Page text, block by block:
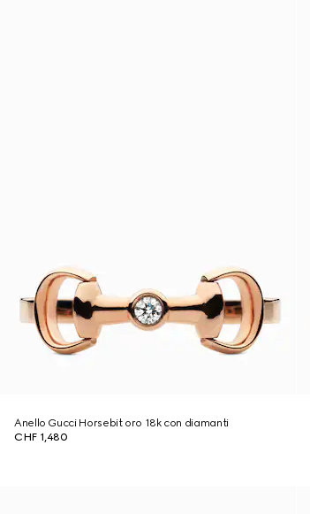
Anello Gucci Horsebit oro 18k con diamanti
CHF 1,480